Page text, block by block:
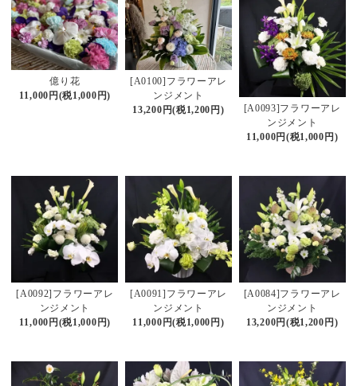
億り花
11,000円(税1,000円)
[A0100]フラワーアレ
ンジメント
13,200円(税1,200円)
[A0093]フラワーアレ
ンジメント
11,000円(税1,000円)
[A0092]フラワーアレ
ンジメント
11,000円(税1,000円)
[A0091]フラワーアレ
ンジメント
11,000円(税1,000円)
[A0084]フラワーアレ
ンジメント
13,200円(税1,200円)